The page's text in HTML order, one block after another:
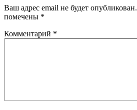
Ваш адрес email не будет опубликован.
помечены *
Комментарий *